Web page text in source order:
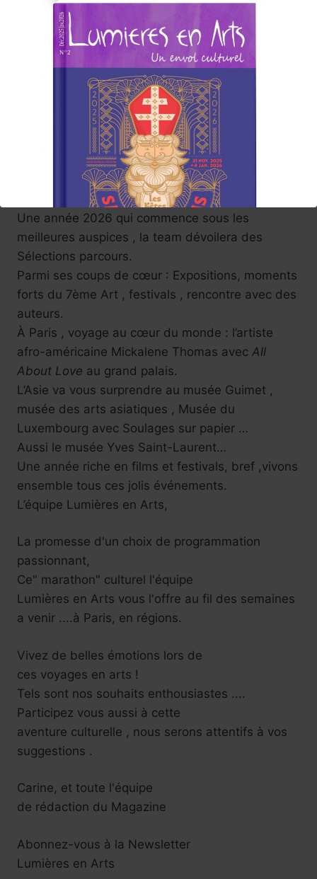
Réservez !
Des regards croisés à savourer ,autant de
voyages ! De déambulations en festivals - Fidèle
à son ambition , Lumières en Arts tentera de
vous faire partager ses émotions au cœur
d’événements
avec des articles
( illustrés par de petits reportages photos et
Lumières en Arts proposera reportages, brèves,
Avant-premières. Focus, portraits… au fil des
Une année 2026 qui commence sous les
meilleures auspices , la team dévoilera des
Sélections parcours.
Parmi ses coups de cœur : Expositions, moments
forts du 7ème Art , festivals , rencontre avec des
auteurs.
À Paris , voyage au cœur du monde : l’artiste
afro-américaine Mickalene Thomas avec All
About Love au grand palais.
L’Asie va vous surprendre au musée Guimet ,
musée des arts asiatiques , Musée du
Luxembourg avec Soulages sur papier …
Aussi le musée Yves Saint-Laurent…
Une année riche en films et festivals, bref ,vivons
ensemble tous ces jolis événements.
L’équipe Lumières en Arts,
La promesse d'un choix de programmation
passionnant,
Ce" marathon" culturel l'équipe
Lumières en Arts vous l'offre au fil des semaines
a venir ....à Paris, en régions.
Vivez de belles émotions lors de
ces voyages en arts !
Tels sont nos souhaits enthousiastes ....
Participez vous aussi à cette
aventure culturelle , nous serons attentifs à vos
suggestions .
Carine, et toute l'équipe
de rédaction du Magazine
Abonnez-vous à la Newsletter
Lumières en Arts